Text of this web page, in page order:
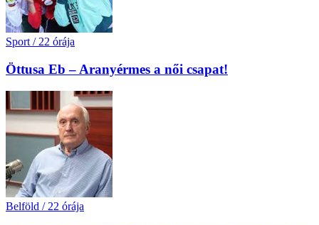
Sport / 22 órája
Öttusa Eb – Aranyérmes a női csapat!
Belföld / 22 órája